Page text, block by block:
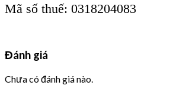
Mã số thuế: 0318204083
Đánh giá
Chưa có đánh giá nào.